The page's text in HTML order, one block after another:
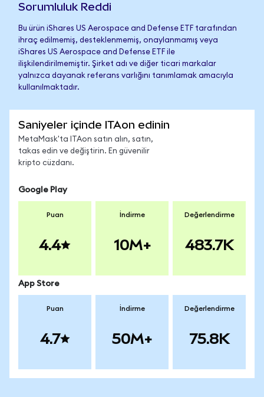
Sorumluluk Reddi
Bu ürün iShares US Aerospace and Defense ETF tarafından
ihraç edilmemiş, desteklenmemiş, onaylanmamış veya
iShares US Aerospace and Defense ETF ile
ilişkilendirilmemiştir. Şirket adı ve diğer ticari markalar
yalnızca dayanak referans varlığını tanımlamak amacıyla
kullanılmaktadır.
Saniyeler içinde ITAon edinin
MetaMask'ta ITAon satın alın, satın,
takas edin ve değiştirin. En güvenilir
kripto cüzdanı.
Google Play
Puan
4.4
İndirme
10M+
Değerlendirme
483.7K
App Store
Puan
4.7
İndirme
50M+
Değerlendirme
75.8K